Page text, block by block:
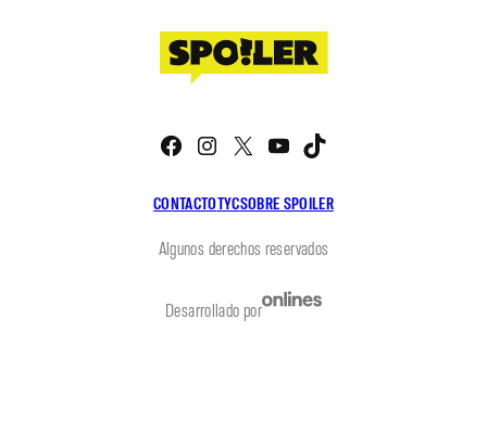
CONTACTOTYCSOBRE SPOILER
Facebook
Instagram
X YouTube
Algunos derechos reservados
Desarrollado por